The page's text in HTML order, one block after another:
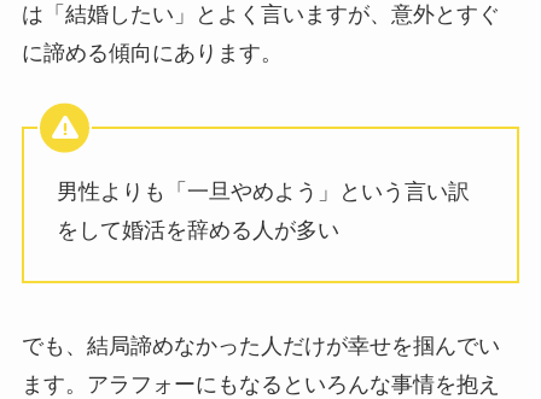
は「結婚したい」とよく言いますが、意外とすぐ
に諦める傾向にあります。
男性よりも「一旦やめよう」という言い訳
をして婚活を辞める人が多い
でも、結局諦めなかった人だけが幸せを掴んでい
ます。アラフォーにもなるといろんな事情を抱え